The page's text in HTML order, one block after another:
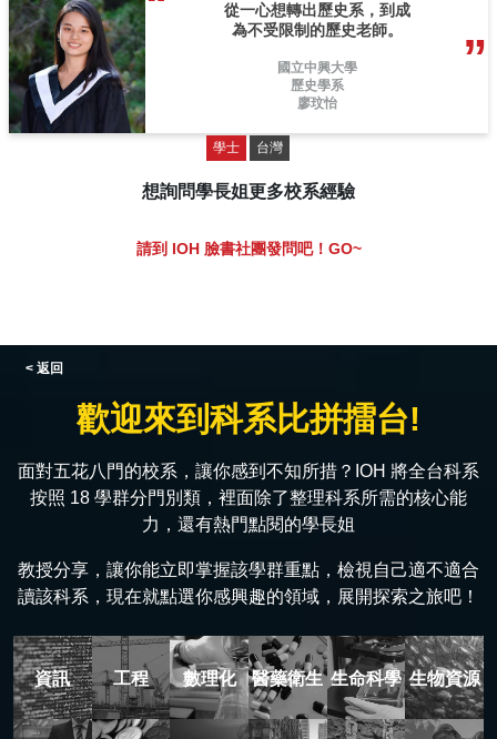
從一心想轉出歷史系，到成
為不受限制的歷史老師。
國立中興大學
歷史學系
廖玟怡
學士 台灣
想詢問學長姐更多校系經驗
請到 IOH 臉書社團發問吧！GO~
< 返回
歡迎來到科系比拼擂台!
面對五花八門的校系，讓你感到不知所措？IOH 將全台科系
按照 18 學群分門別類，裡面除了整理科系所需的核心能
力，還有熱門點閱的學長姐
教授分享，讓你能立即掌握該學群重點，檢視自己適不適合
讀該科系，現在就點選你感興趣的領域，展開探索之旅吧！
資訊 工程 數理化 醫藥衛生 生命科學 生物資源